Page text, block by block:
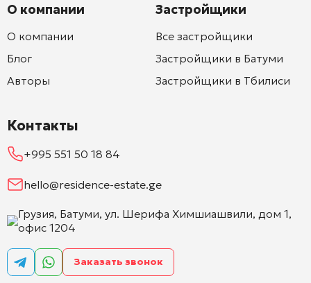
О компании
О компании
Блог
Авторы
Застройщики
Все застройщики
Застройщики в Батуми
Застройщики в Тбилиси
Контакты
+995 551 50 18 84
hello@residence-estate.ge
Грузия, Батуми, ул. Шерифа Химшиашвили, дом 1,
офис 1204
Заказать звонок